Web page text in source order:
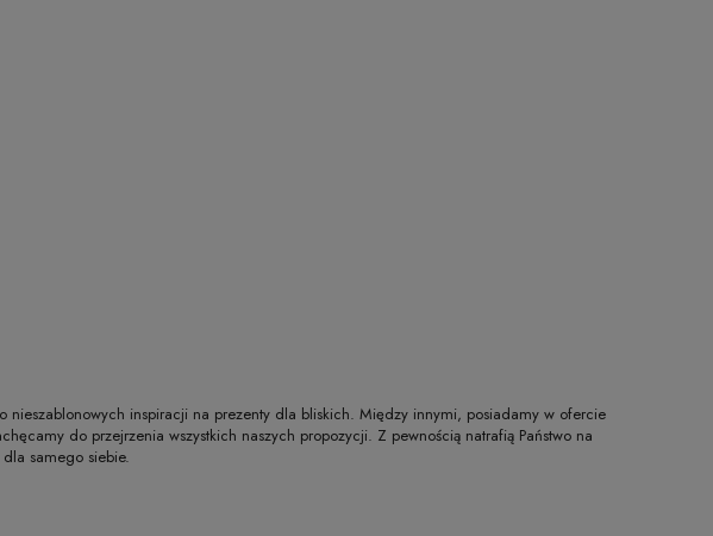
inspiracji na prezenty dla bliskich. Między innymi, posiadamy w ofercie
do przejrzenia wszystkich naszych propozycji. Z pewnością natrafią Państwo na
samego siebie.